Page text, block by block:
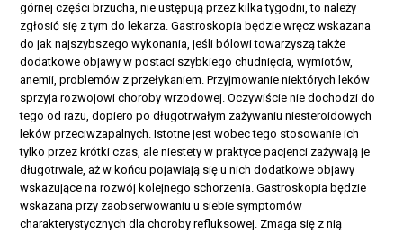
górnej części brzucha, nie ustępują przez kilka tygodni, to należy
zgłosić się z tym do lekarza. Gastroskopia będzie wręcz wskazana
do jak najszybszego wykonania, jeśli bólowi towarzyszą także
dodatkowe objawy w postaci szybkiego chudnięcia, wymiotów,
anemii, problemów z przełykaniem. Przyjmowanie niektórych leków
sprzyja rozwojowi choroby wrzodowej. Oczywiście nie dochodzi do
tego od razu, dopiero po długotrwałym zażywaniu niesteroidowych
leków przeciwzapalnych. Istotne jest wobec tego stosowanie ich
tylko przez krótki czas, ale niestety w praktyce pacjenci zażywają je
długotrwale, aż w końcu pojawiają się u nich dodatkowe objawy
wskazujące na rozwój kolejnego schorzenia. Gastroskopia będzie
wskazana przy zaobserwowaniu u siebie symptomów
charakterystycznych dla choroby refluksowej. Zmaga się z nią